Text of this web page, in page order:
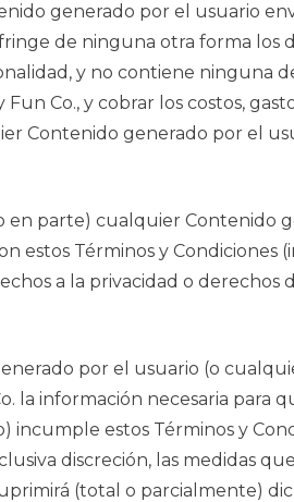
generado por el usuario
de ninguna otra forma los
y no contiene ninguna
Co., y cobrar los costos,
Contenido generado por el
en parte) cualquier Contenido
estos Términos y Condiciones
a la privacidad o derechos
por el usuario (o
la información necesaria para
estos Términos y
discreción, las medidas
(total o parcialmente)